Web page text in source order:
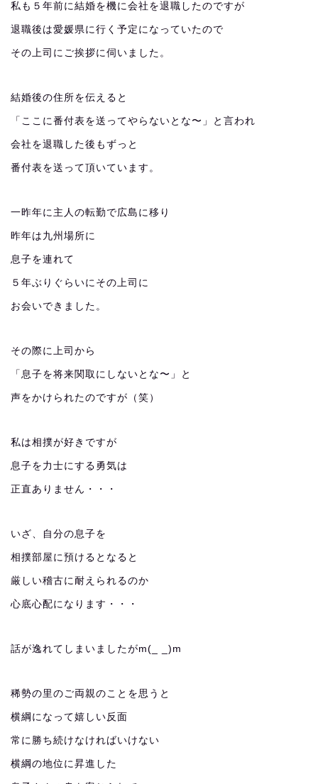
私も５年前に結婚を機に会社を退職したのですが
退職後は愛媛県に行く予定になっていたので
その上司にご挨拶に伺いました。
結婚後の住所を伝えると
「ここに番付表を送ってやらないとな〜」と言われ
会社を退職した後もずっと
番付表を送って頂いています。
一昨年に主人の転勤で広島に移り
昨年は九州場所に
息子を連れて
５年ぶりぐらいにその上司に
お会いできました。
その際に上司から
「息子を将来関取にしないとな〜」と
声をかけられたのですが（笑）
私は相撲が好きですが
息子を力士にする勇気は
正直ありません・・・
いざ、自分の息子を
相撲部屋に預けるとなると
厳しい稽古に耐えられるのか
心底心配になります・・・
話が逸れてしまいましたがm(_ _)m
稀勢の里のご両親のことを思うと
横綱になって嬉しい反面
常に勝ち続けなければいけない
横綱の地位に昇進した